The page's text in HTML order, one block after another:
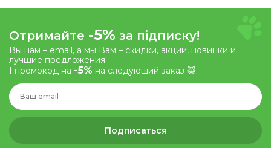
Отримайте -5% за підписку!
Вы нам – email, а мы Вам – скидки, акции, новинки и
лучшие предложения.
І промокод на -5% на следующий заказ 😸
Подписаться